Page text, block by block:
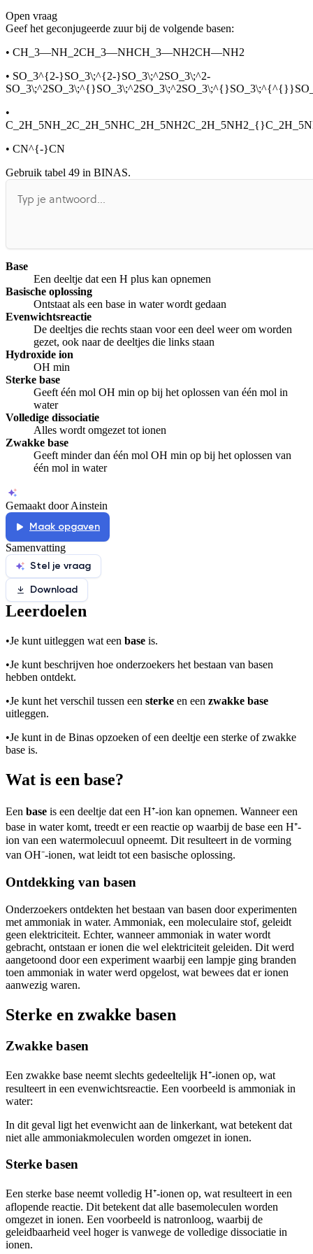
De uitleg gaat te langzaam
Open vraag
Geef het geconjugeerde zuur bij de volgende basen:
• CH_3—NH_2CH_3—NHCH_3—NH2CH—NH2
• SO_3^{2-}SO_3\;^{2-}SO_3\;^2SO_3\;^2-
•
• CN^{-}CN
Gebruik tabel 49 in BINAS.
Base
Een deeltje dat een H plus kan opnemen
Basische oplossing
Ontstaat als een base in water wordt gedaan
Evenwichtsreactie
De deeltjes die rechts staan voor een deel weer om worden
gezet, ook naar de deeltjes die links staan
Hydroxide ion
OH min
Sterke base
Geeft één mol OH min op bij het oplossen van één mol in
water
Volledige dissociatie
Alles wordt omgezet tot ionen
Zwakke base
Geeft minder dan één mol OH min op bij het oplossen van
één mol in water
Gemaakt door Ainstein
Maak opgaven
Samenvatting
Stel je vraag
Download
Leerdoelen
•Je kunt uitleggen wat een base is.
•Je kunt beschrijven hoe onderzoekers het bestaan van basen
hebben ontdekt.
•Je kunt het verschil tussen een sterke en een zwakke base
uitleggen.
•Je kunt in de Binas opzoeken of een deeltje een sterke of zwakke
base is.
Wat is een base?
Een base is een deeltje dat een H⁺-ion kan opnemen. Wanneer een
base in water komt, treedt er een reactie op waarbij de base een H⁺-
ion van een watermolecuul opneemt. Dit resulteert in de vorming
van OH⁻-ionen, wat leidt tot een basische oplossing.
Ontdekking van basen
Onderzoekers ontdekten het bestaan van basen door experimenten
met ammoniak in water. Ammoniak, een moleculaire stof, geleidt
geen elektriciteit. Echter, wanneer ammoniak in water wordt
gebracht, ontstaan er ionen die wel elektriciteit geleiden. Dit werd
aangetoond door een experiment waarbij een lampje ging branden
toen ammoniak in water werd opgelost, wat bewees dat er ionen
aanwezig waren.
Sterke en zwakke basen
Zwakke basen
Een zwakke base neemt slechts gedeeltelijk H⁺-ionen op, wat
resulteert in een evenwichtsreactie. Een voorbeeld is ammoniak in
water:
In dit geval ligt het evenwicht aan de linkerkant, wat betekent dat
niet alle ammoniakmoleculen worden omgezet in ionen.
Sterke basen
Een sterke base neemt volledig H⁺-ionen op, wat resulteert in een
aflopende reactie. Dit betekent dat alle basemoleculen worden
omgezet in ionen. Een voorbeeld is natronloog, waarbij de
geleidbaarheid veel hoger is vanwege de volledige dissociatie in
ionen.